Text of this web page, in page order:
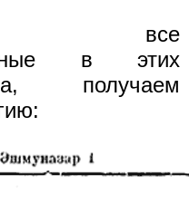
все
в этих
получаем